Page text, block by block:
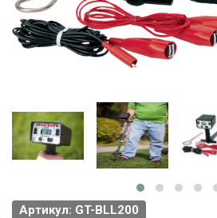
Артикул: GT-BLL200